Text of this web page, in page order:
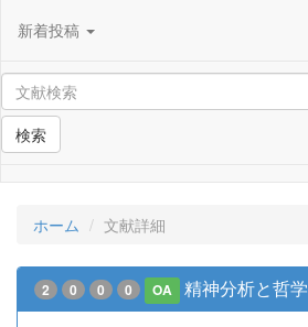
新着投稿
検索
ホーム 文献詳細
2 0 0 0 OA 精神分析と哲学